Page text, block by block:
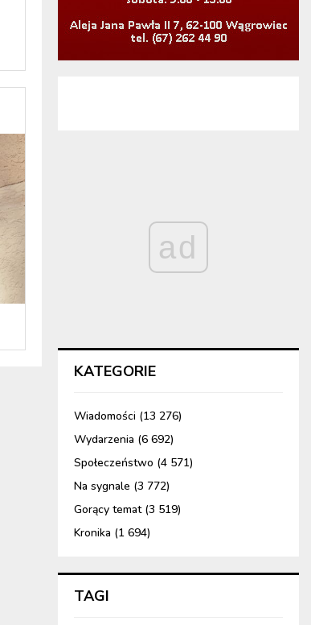
ad
KATEGORIE
Wiadomości (13 276)
Wydarzenia (6 692)
Społeczeństwo (4 571)
Na sygnale (3 772)
Gorący temat(3 519)
Kronika (1 694)
TAGI